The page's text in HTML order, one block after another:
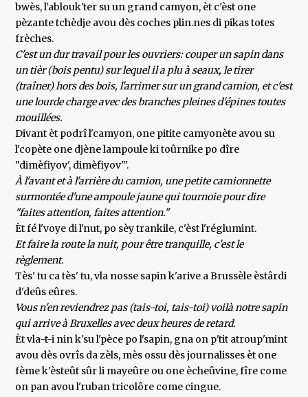
bwès, l'ablouk'ter su un grand camyon, èt c'èst one
pèzante tchèdje avou dès coches plin.nes di pikas totes
frèches.
C'est un dur travail pour les ouvriers: couper un sapin dans
un tièr (bois pentu) sur lequel il a plu à seaux, le tirer
(traîner) hors des bois, l'arrimer sur un grand camion, et c'est
une lourde charge avec des branches pleines d'épines toutes
mouillées.
Divant èt podrî l'camyon, one pitite camyonète avou su
l'copète one djène lampoule ki toûrnike po dîre
"dimèfiyov', dimèfiyov'".
À l'avant et à l'arrière du camion, une petite camionnette
surmontée d'une ampoule jaune qui tournoie pour dire
"faites attention, faites attention."
Èt fé l'voye di l'nut, po sèy trankile, c'èst l'réglumint.
Et faire la route la nuit, pour être tranquille, c'est le
règlement.
Tès' tu ca tès' tu, vla nosse sapin k'arive a Brussèle èstârdi
d'deûs eûres.
Vous n'en reviendrez pas (tais-toi, tais-toi) voilà notre sapin
qui arrive à Bruxelles avec deux heures de retard.
Èt vla-t-i nin k'su l'pèce po l'sapin, gna on p'tit atroup'mint
avou dès ovrîs da zèls, mès ossu dès journalisses èt one
fème k'èsteût sûr li mayeûre ou one ècheûvine, fîre come
on pan avou l'ruban tricolôre come cingue.